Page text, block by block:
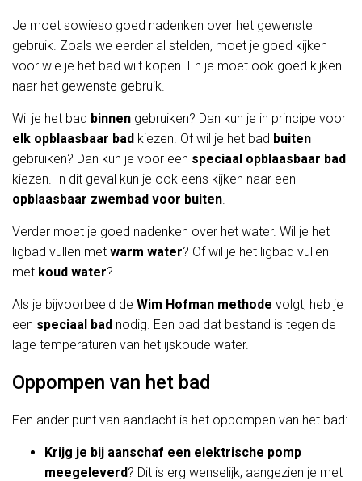
Je moet sowieso goed nadenken over het gewenste
gebruik. Zoals we eerder al stelden, moet je goed kijken
voor wie je het bad wilt kopen. En je moet ook goed kijken
naar het gewenste gebruik.
Wil je het bad binnen gebruiken? Dan kun je in principe voor
elk opblaasbaar bad kiezen. Of wil je het bad buiten
gebruiken? Dan kun je voor een speciaal opblaasbaar bad
kiezen. In dit geval kun je ook eens kijken naar een
opblaasbaar zwembad voor buiten.
Verder moet je goed nadenken over het water. Wil je het
ligbad vullen met warm water? Of wil je het ligbad vullen
met koud water?
Als je bijvoorbeeld de Wim Hofman methode volgt, heb je
een speciaal bad nodig. Een bad dat bestand is tegen de
lage temperaturen van het ijskoude water.
Oppompen van het bad
Een ander punt van aandacht is het oppompen van het bad:
Krijg je bij aanschaf een elektrische pomp
meegeleverd? Dit is erg wenselijk, aangezien je met